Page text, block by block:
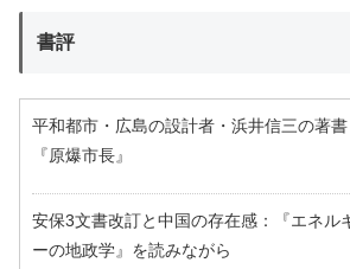
書評
平和都市・広島の設計者・浜井信三の著書
『原爆市長』
安保3文書改訂と中国の存在感：『エネル
ーの地政学』を読みながら